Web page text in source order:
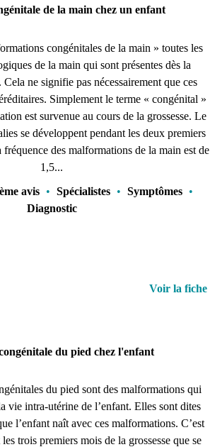
de la main chez un enfant
congénitales de la main » toutes les
de la main qui sont présentes dès la
Cela ne signifie pas nécessairement que ces
Simplement le terme « congénital »
est survenue au cours de la grossesse. Le
se développent pendant les deux premiers
fréquence des malformations de la main est de
1,5...
avis • Spécialistes • Symptômes •
Diagnostic
Voir la fiche
du pied chez l'enfant
du pied sont des malformations qui
vie intra-utérine de l’enfant. Elles sont dites
l’enfant naît avec ces malformations. C’est
trois premiers mois de la grossesse que se